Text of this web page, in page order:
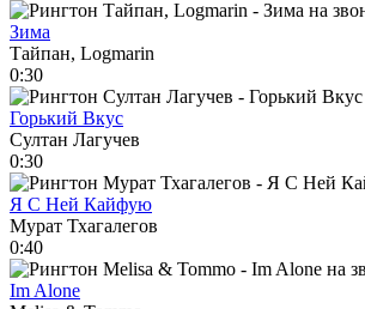
Зима
Тайпан, Logmarin
0:30
Горький Вкус
Султан Лагучев
0:30
Я С Ней Кайфую
Мурат Тхагалегов
0:40
Im Alone